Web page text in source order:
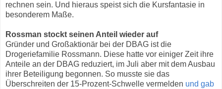
rechnen sein. Und hieraus speist sich die Kursfantasie in
besonderem Maße.
Rossman stockt seinen Anteil wieder auf
Gründer und Großaktionär bei der DBAG ist die
Drogeriefamilie Rossmann. Diese hatte vor einiger Zeit ihre
Anteile an der DBAG reduziert, im Juli aber mit dem Ausbau
ihrer Beteiligung begonnen. So musste sie das
Überschreiten der 15-Prozent-Schwelle vermelden und gab